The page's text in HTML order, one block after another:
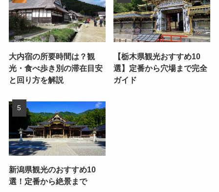
大内宿の所要時間は？観
光・食べ歩き別の滞在目安
と回り方を解説
【栃木県観光おすすめ10
選】定番から穴場まで完全
ガイド
新潟県観光のおすすめ10
選！定番から絶景まで